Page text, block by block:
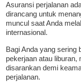
Asuransi perjalanan
dirancang untuk
muncul saat Anda
internasional.
Bagi Anda yang sering
pekerjaan atau liburan,
disarankan demi
perjalanan.